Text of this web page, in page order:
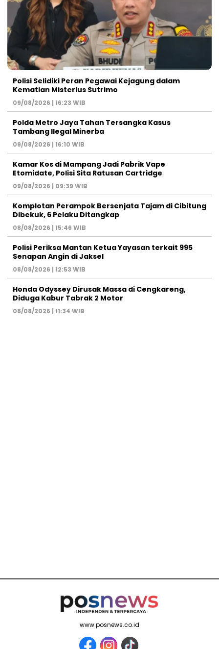
Polisi Selidiki Peran Pegawai Kejagung dalam
Kematian Misterius Sutrimo
09/08/2026 | 16:23 WIB
Polda Metro Jaya Tahan Tersangka Kasus
Tambang Ilegal Minerba
09/08/2026 | 16:10 WIB
Kamar Kos di Mampang Jadi Pabrik Vape
Etomidate, Polisi Sita Ratusan Cartridge
09/08/2026 | 09:39 WIB
Komplotan Perampok Bersenjata Tajam di Cibitung
Dibekuk, 6 Pelaku Ditangkap
08/08/2026 | 15:46 WIB
Polisi Periksa Mantan Ketua Yayasan terkait 995
Senapan Angin di Jaksel
08/08/2026 | 12:53 WIB
Honda Odyssey Dirusak Massa di Cengkareng,
Diduga Kabur Tabrak 2 Motor
08/08/2026 | 11:34 WIB
www.posnews.co.id